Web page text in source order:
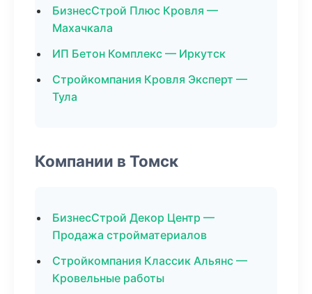
БизнесСтрой Плюс Кровля —
Махачкала
ИП Бетон Комплекс — Иркутск
Стройкомпания Кровля Эксперт —
Тула
Компании в Томск
БизнесСтрой Декор Центр —
Продажа стройматериалов
Стройкомпания Классик Альянс —
Кровельные работы